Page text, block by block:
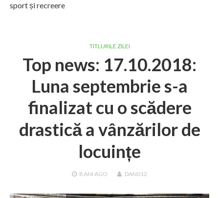
sport și recreere
TITLURILE ZILEI
Top news: 17.10.2018:
Luna septembrie s-a
finalizat cu o scădere
drastică a vânzărilor de
locuințe
8 ANI AGO DAN012